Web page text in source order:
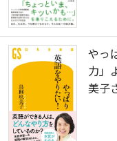
やっ
力」
美子